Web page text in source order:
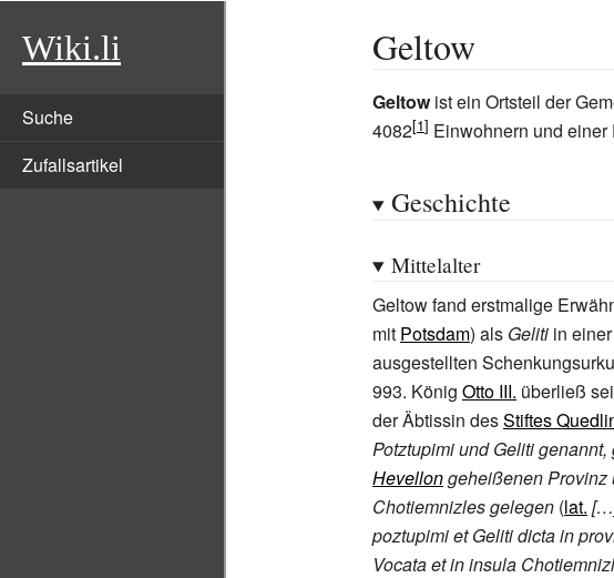
Wiki.li
Suche
Zufallsartikel
Geltow
Geltowist ein Ortsteil der
4082
Einwohnern und einer
Geschichte
Mittelalter
Geltow fand erstmalige
mit Potsdam) als Geliti in
ausgestellten
993. König Otto III. überließ
der Äbtissin desStiftes
Potztupimi und Geliti
Hevellongeheißenen Provinz
Chotiemnizles gelegen (lat.
poztupimi et Geliti dicta in
Vocata et in insula